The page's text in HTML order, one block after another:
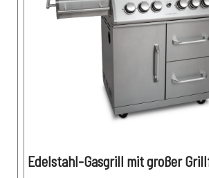
Edelstahl-Gasgrill mit großer